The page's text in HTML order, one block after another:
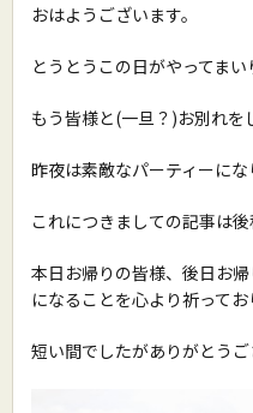
おはようございます。
とうとうこの日がやってまい
もう皆様と(一旦？)お別れを
昨夜は素敵なパーティーにな
これにつきましての記事は
本日お帰りの皆様、後日お
になることを心より祈ってお
短い間でしたがありがとうご